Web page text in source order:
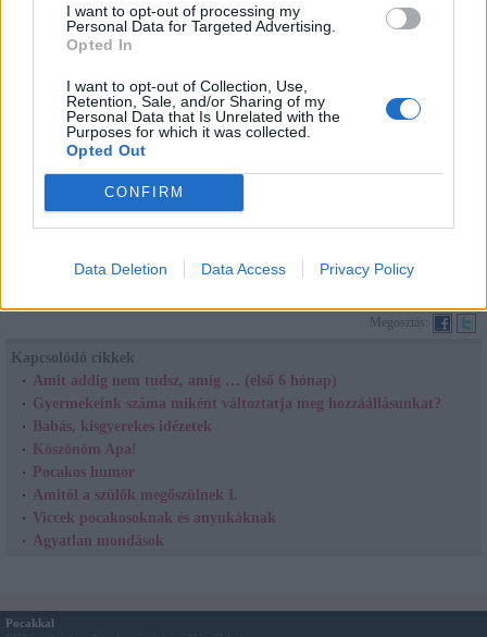
I want to opt-out of processing my
Personal Data for Targeted Advertising.
Opted In
I want to opt-out of Collection, Use,
Retention, Sale, and/or Sharing of my
Personal Data that Is Unrelated with the
Purposes for which it was collected.
Opted Out
CONFIRM
Data Deletion Data Access Privacy Policy
A gyermeknevelésben a legnehezebb feladat, hogy ne szavakkal, hanem
tettekkel tanítsuk meg a kulturált viselkedést.
sokkal csodálatosabbak.
Gyermekkoromban a szüleim sokat váltogatták a lakóhelyüket, de én
mindig megtaláltam Őket.
5 éves viccet mesél: 2 paradicsom megy az úton és megszólal a másik.
Az elővigyázatlan nőket úgy hívják: Anya!
A világ minden gyermekkel újra kezdődik…
Megosztás:
Kapcsolódó cikkek
Amit addig nem tudsz, amíg … (első 6 hónap)
Gyermekeink száma miként változtatja meg hozzáállásunkat?
Babás, kisgyerekes idézetek
Köszönöm Apa!
Pocakos humor
Amitől a szülők megőszülnek I.
Viccek pocakosoknak és anyukáknak
Agyatlan mondások
Pocakkal